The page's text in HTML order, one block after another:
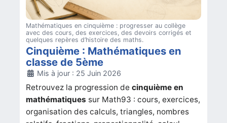
Mathématiques en cinquième : progresser au collège
avec des cours, des exercices, des devoirs corrigés et
quelques repères d’histoire des maths.
Cinquième : Mathématiques en
classe de 5ème
DétailsMis à jour : 25 Juin 2026
Retrouvez la progression decinquième en
mathématiques sur Math93 : cours, exercices,
organisation des calculs, triangles, nombres